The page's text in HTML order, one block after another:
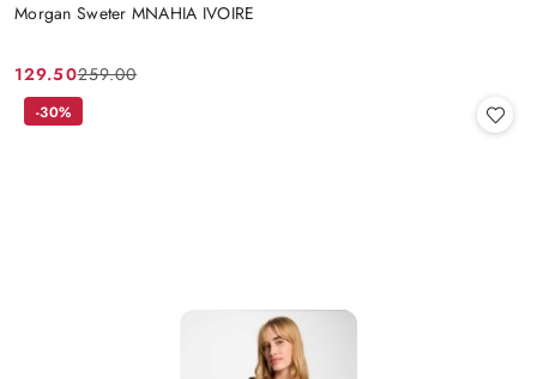
Morgan Sweter MNAHIA IVOIRE
Cena
promocyjna:
129.50
Cena
przed
259.00
-30%